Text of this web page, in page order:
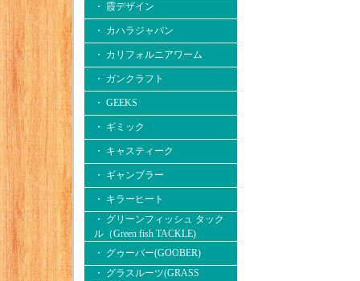
・ 霞デザイン
・ カハラジャパン
・ カリフォルニアワーム
・ ガンクラフト
・ GEEKS
・ ギミック
・ キャスティーク
・ ギャンブラー
・ キラーヒート
・ グリーンフィッシュ タック
ル（Green fish TACKLE)
・ グゥーバー(GOOBER)
・ グラスルーツ(GRASS